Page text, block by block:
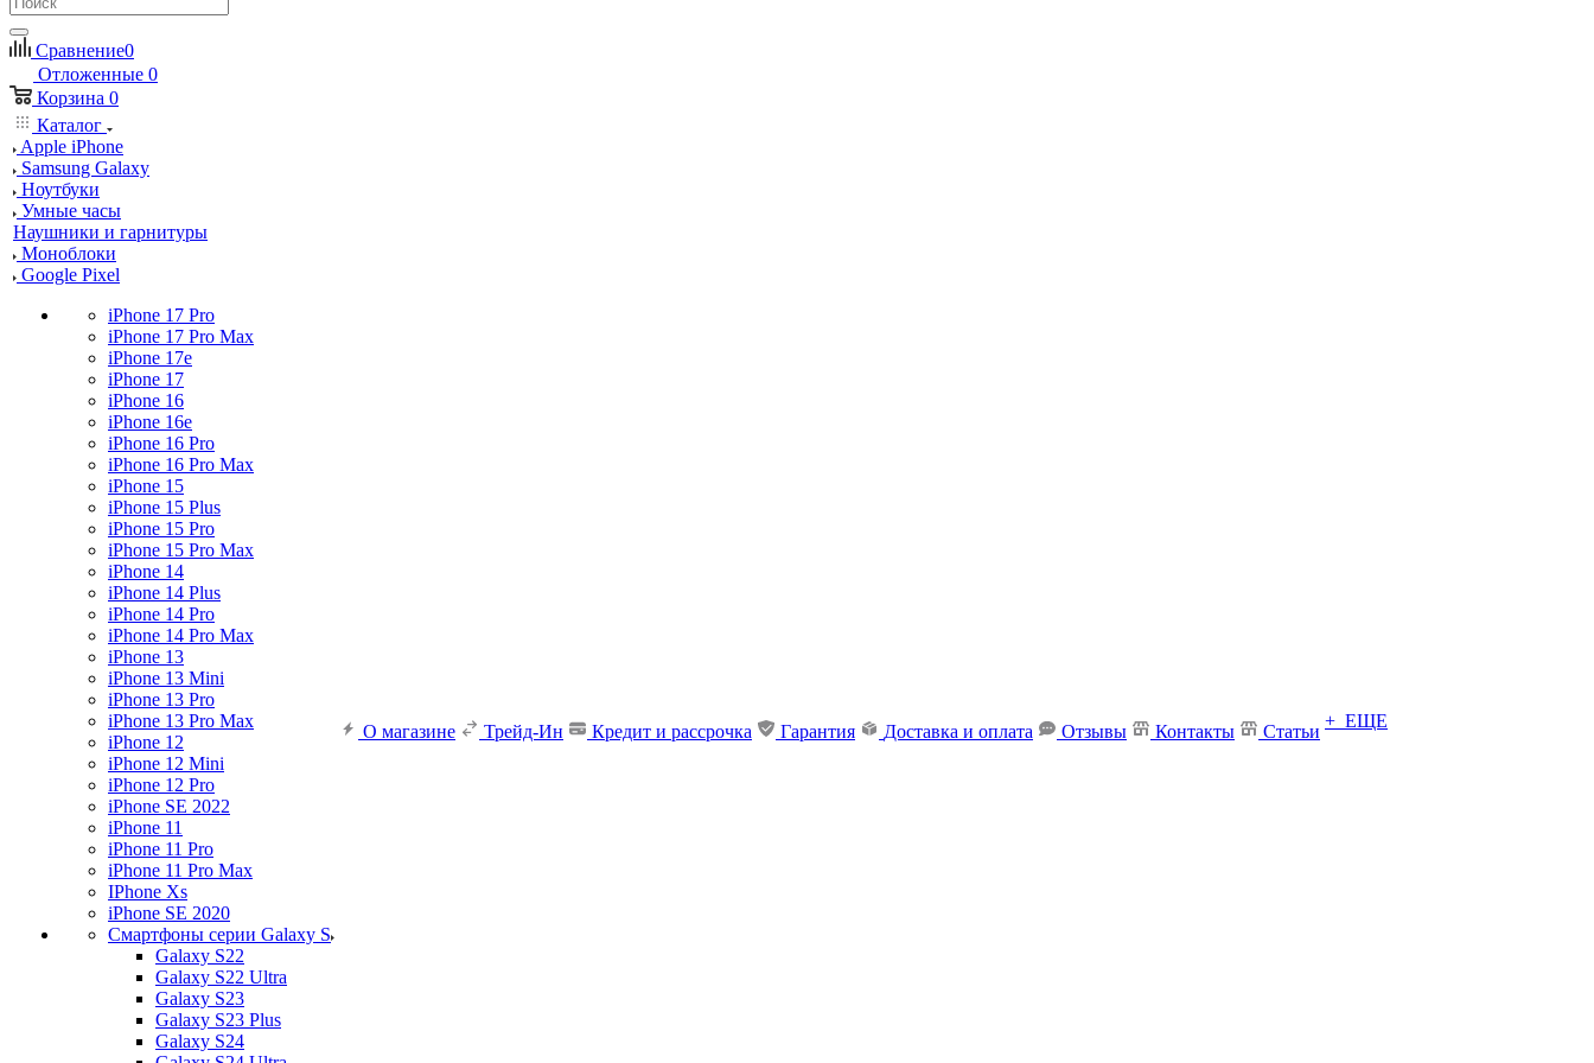
Сравнение0
Отложенные 0
Корзина 0
Каталог
Apple iPhone
Samsung Galaxy
Ноутбуки
Умные часы
Наушники и гарнитуры
Моноблоки
Google Pixel
iPhone 17 Pro
iPhone 17 Pro Max
iPhone 17e
iPhone 17
iPhone 16
iPhone 16e
iPhone 16 Pro
iPhone 16 Pro Max
iPhone 15
iPhone 15 Plus
iPhone 15 Pro
iPhone 15 Pro Max
iPhone 14
iPhone 14 Plus
iPhone 14 Pro
iPhone 14 Pro Max
iPhone 13
iPhone 13 Mini
iPhone 13 Pro
iPhone 13 Pro Max
iPhone 12
iPhone 12 Mini
iPhone 12 Pro
iPhone SE 2022
iPhone 11
iPhone 11 Pro
iPhone 11 Pro Max
IPhone Xs
iPhone SE 2020
Смартфоны серии Galaxy S
Galaxy S22
Galaxy S22 Ultra
Galaxy S23
Galaxy S23 Plus
Galaxy S24
О магазине Трейд-Ин Кредит и рассрочка Гарантия Доставка и оплата Отзывы Контакты Статьи
+ ЕЩЕ